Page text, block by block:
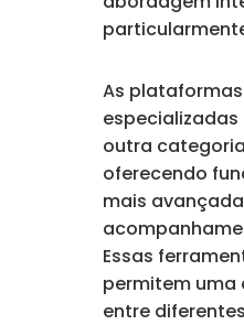
As
outra
oferecendo
mais
Essas
permitem
entre